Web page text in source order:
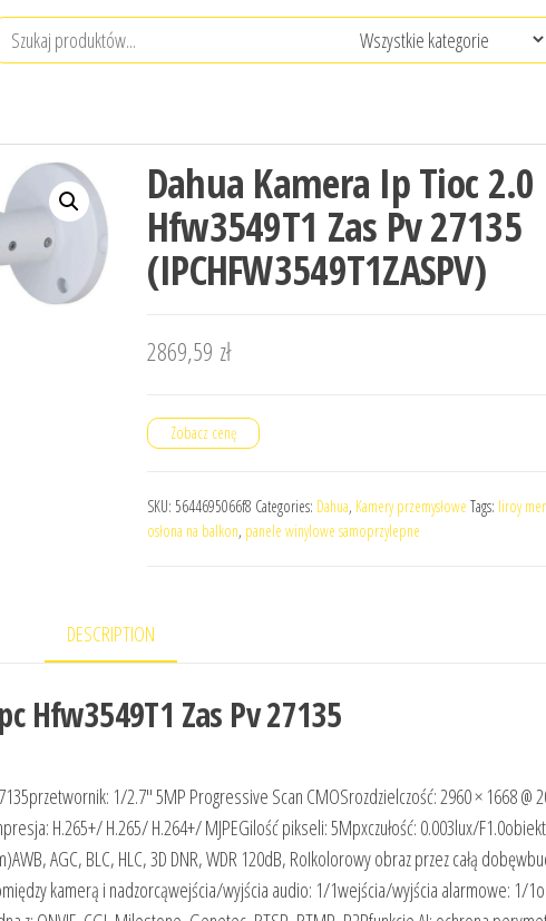
Dahua Kamera Ip Tioc 2.0
Hfw3549T1 Zas Pv 27135
(IPCHFW3549T1ZASPV)
2869,59 zł
Zobacz cenę
SKU: 5644695066f8 Categories: Dahua, Kamery przemysłowe Tags: liroy
osłona na balkon, panele winylowe samoprzylepne
DESCRIPTION
Hfw3549T1 Zas Pv 27135
1/2.7″ 5MP Progressive Scan CMOSrozdzielczość: 2960 × 1668 @
H.265+/ H.265/ H.264+/ MJPEGilość pikseli: 5Mpxczułość: 0.003lux/
AGC, BLC, HLC, 3D DNR, WDR 120dB, RoIkolorowy obraz przez całą
kamerą i nadzorcąwejścia/wyjścia audio: 1/1wejścia/wyjścia alarmowe: 1/